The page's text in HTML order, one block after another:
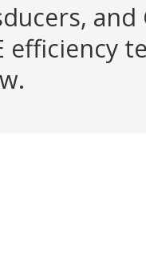
and
efficiency